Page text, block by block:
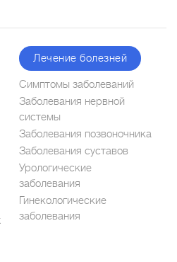
Лечение болезней
Симптомы заболеваний
Заболевания нервной
системы
Заболевания позвоночника
Заболевания суставов
Урологические
заболевания
Гинекологические
заболевания